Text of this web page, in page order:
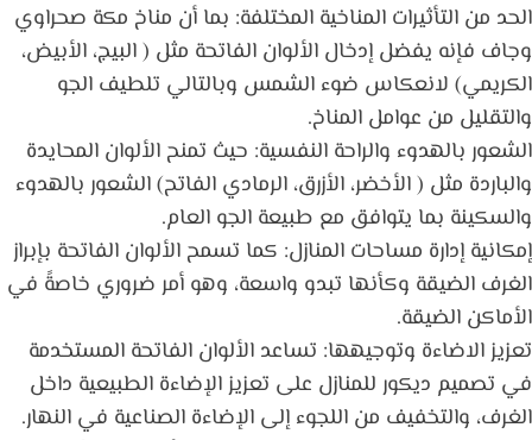
الحد من التأثيرات المناخية المختلفة: بما أن مناخ مكة صحراوي
وجاف فإنه يفضل إدخال الألوان الفاتحة مثل ( البيج، الأبيض،
الكريمي) لانعكاس ضوء الشمس وبالتالي تلطيف الجو
والتقليل من عوامل المناخ.
الشعور بالهدوء والراحة النفسية: حيث تمنح الألوان المحايدة
والباردة مثل ( الأخضر، الأزرق، الرمادي الفاتح) الشعور بالهدوء
والسكينة بما يتوافق مع طبيعة الجو العام.
إمكانية إدارة مساحات المنازل: كما تسمح الألوان الفاتحة بإبراز
الغرف الضيقة وكأنها تبدو واسعة، وهو أمر ضروري خاصةً في
الأماكن الضيقة.
تعزيز الاضاءة وتوجيهها: تساعد الألوان الفاتحة المستخدمة
في تصميم ديكور للمنازل على تعزيز الإضاءة الطبيعية داخل
الغرف، والتخفيف من اللجوء إلى الإضاءة الصناعية في النهار.